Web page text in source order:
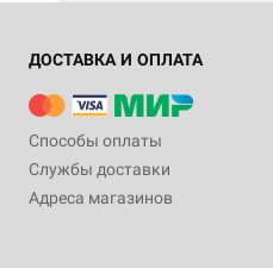
ДОСТАВКА И ОПЛАТА
Способы оплаты
Службы доставки
Адреса магазинов